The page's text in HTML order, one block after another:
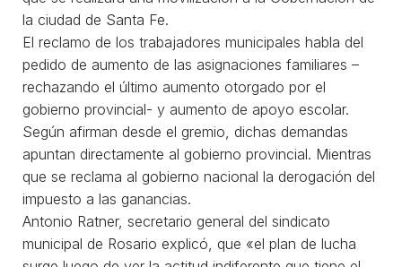
la ciudad de Santa Fe.
El reclamo de los trabajadores municipales habla del
pedido de aumento de las asignaciones familiares –
rechazando el último aumento otorgado por el
gobierno provincial- y aumento de apoyo escolar.
Según afirman desde el gremio, dichas demandas
apuntan directamente al gobierno provincial. Mientras
que se reclama al gobierno nacional la derogación del
impuesto a las ganancias.
Antonio Ratner, secretario general del sindicato
municipal de Rosario explicó, que «el plan de lucha